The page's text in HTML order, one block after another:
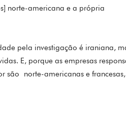
norte-americana e a própria
pela investigação é iraniana,
E, porque as empresas
são norte-americanas e francesas,